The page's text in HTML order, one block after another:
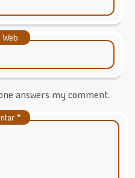
answers my comment.
*